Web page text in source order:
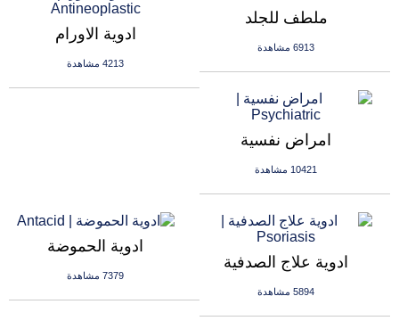
ادوية الاورام
4213 مشاهدة
ملطف للجلد
6913 مشاهدة
امراض نفسية
10421 مشاهدة
ادوية الحموضة
7379 مشاهدة
ادوية علاج الصدفية
5894 مشاهدة